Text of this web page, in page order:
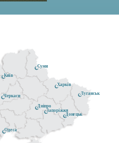
Донецьк
Черкаси
Київ
Луганськ
Дніпро
Одеса
Суми
Запоріжжя
Харків